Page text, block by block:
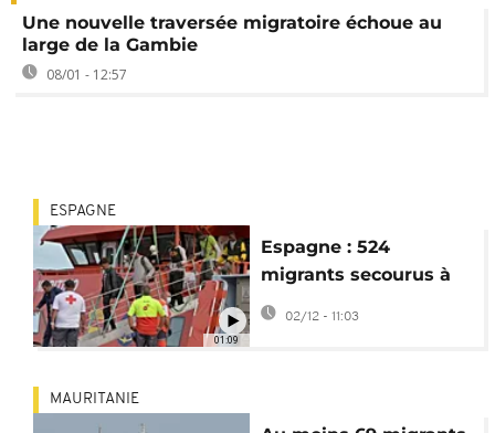
Une nouvelle traversée migratoire échoue au
large de la Gambie
08/01 - 12:57
01:09
ESPAGNE
Espagne : 524
migrants secourus à
bord de 2
embarcations au large
02/12 - 11:03
MAURITANIE